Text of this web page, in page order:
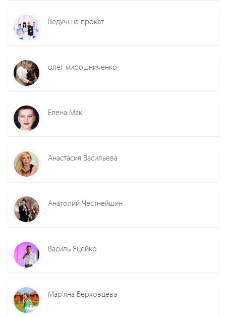
Ведучі на прокат
олег мирошниченко
Елена Мак
Анастасия Васильева
Анатолий Честнейшин
Василь Яцейко
Мар'яна Верховцева